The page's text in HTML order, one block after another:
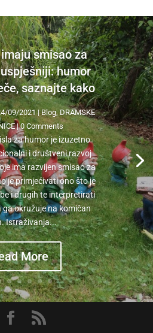
smisao za
humor
saznajte kako
09/2021|Blog,DRAMSKE
| 0 Comments
za humor je izuzetno
i društveni razvoj
ima razvijen smisao za
je primjećivati ono što je
i drugih te interpretirati
okružuje na komičan
Istraživanja...
More